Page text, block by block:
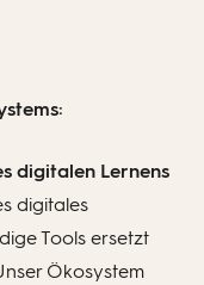
digitalen Lernens
digitales
Tools ersetzt
Ökosystem